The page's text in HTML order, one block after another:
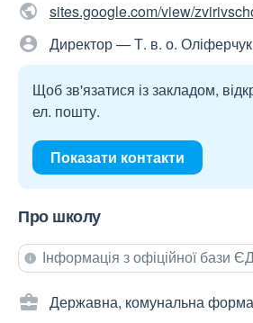
sites.google.com/view/
Директор — Т. в. о.
Щоб зв'язатися із закладом,
ел. пошту.
Показати контакти
Про школу
Інформація з офіційної бази
Державна, комунальна форма